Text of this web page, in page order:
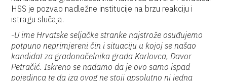
HSS je pozvao nadležne institucije na brzu reakciju i
istragu slučaja.
-U ime Hrvatske seljačke stranke najstrože osuđujemo
potpuno neprimjereni čin i situaciju u kojoj se našao
kandidat za gradonačelnika grada Karlovca, Davor
Petračić. Iskreno se nadamo da je ovo samo ispad
pojedinca te da iza ovog ne stoji apsolutno ni jedna